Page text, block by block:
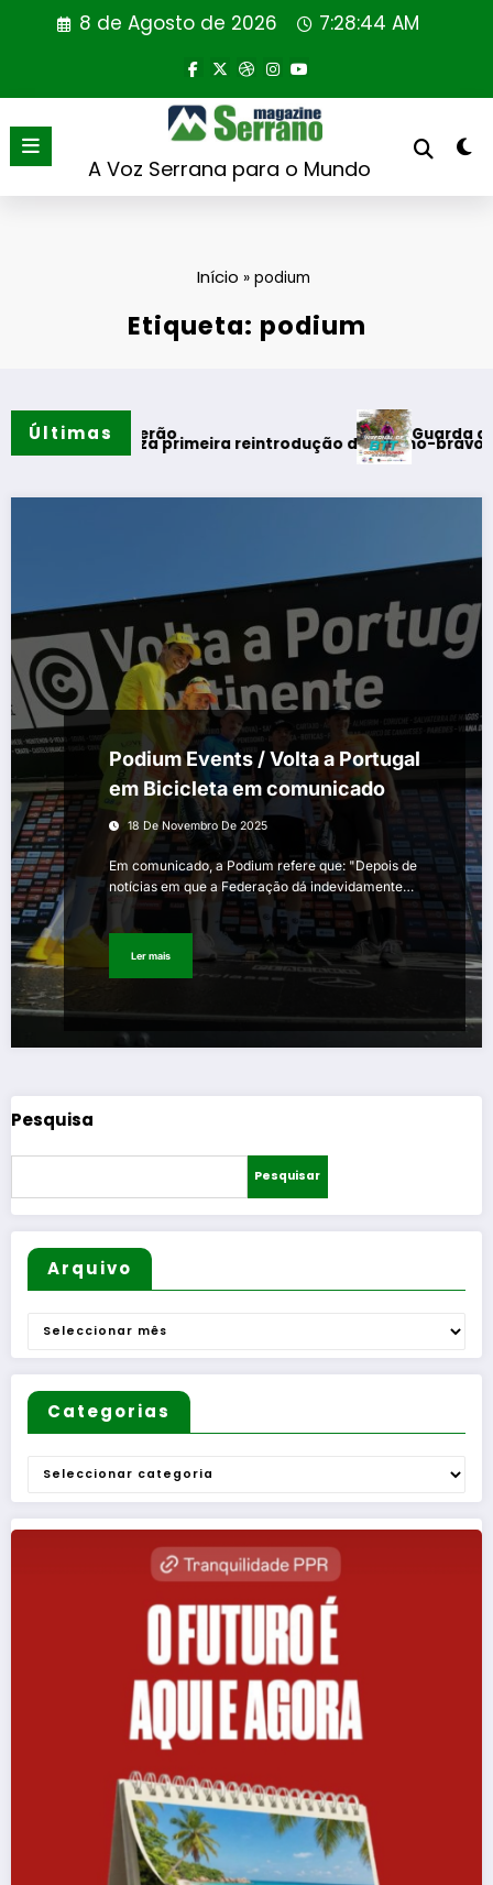
8 de Agosto de 2026 7:28:44 AM
A Voz Serrana para o Mundo
Início »podium
Etiqueta: podium
Últimas
do verão
realiza primeira reintrodução de coelho-bravo em área
Guarda desafia
Podium Events / Volta a Portugal
em Bicicleta em comunicado
18 De Novembro De 2025
Em comunicado, a Podium refere que: "Depois de
notícias em que a Federação dá indevidamente…
Ler mais
Pesquisa
Pesquisar
Arquivo
Arquivo
Categorias
Categorias